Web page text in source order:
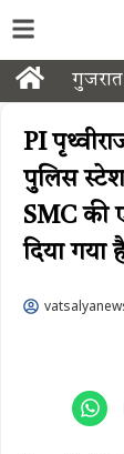
गुजरात
PI
पुलिस
SMC की
दिया गया